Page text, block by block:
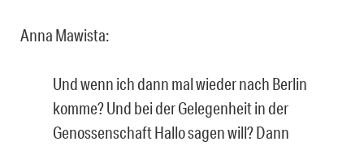
Anna Mawista:
Und wenn ich dann mal wieder nach Berlin
komme? Und bei der Gelegenheit in der
Genossenschaft Hallo sagen will? Dann